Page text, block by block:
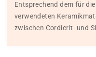
Entsprechend dem für
verwendeten
zwischen Cordierit- und